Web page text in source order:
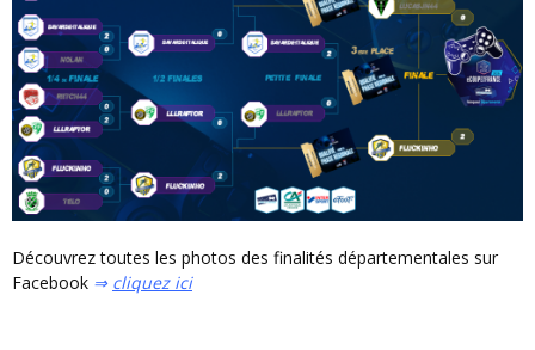
Découvrez toutes les photos des finalités départementales sur
Facebook ⇒ cliquez ici